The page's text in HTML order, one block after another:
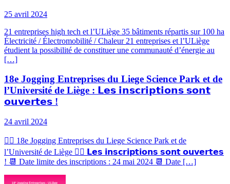
25 avril 2024
21 entreprises high tech et l’ULiège 35 bâtiments répartis sur 100 ha
Électricité / Électromobilité / Chaleur 21 entreprises et l’ULiège
étudient la possibilité de constituer une communauté d’énergie au
[…]
18e Jogging Entreprises du Liege Science Park et de
l’Université de Liège : 𝗟𝗲𝘀 𝗶𝗻𝘀𝗰𝗿𝗶𝗽𝘁𝗶𝗼𝗻𝘀 𝘀𝗼𝗻𝘁
𝗼𝘂𝘃𝗲𝗿𝘁𝗲𝘀 !
24 avril 2024
🏃‍♀️ 18e Jogging Entreprises du Liege Science Park et de
l’Université de Liège 🏃‍♂️ 𝗟𝗲𝘀 𝗶𝗻𝘀𝗰𝗿𝗶𝗽𝘁𝗶𝗼𝗻𝘀 𝘀𝗼𝗻𝘁 𝗼𝘂𝘃𝗲𝗿𝘁𝗲𝘀
! 📆 Date limite des inscriptions : 24 mai 2024 📆 Date […]